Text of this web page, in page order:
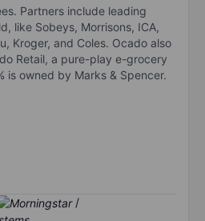
Partners include leading
like Sobeys, Morrisons, ICA,
Kroger, and Coles. Ocado also
Retail, a pure-play e-grocery
is owned by Marks & Spencer.
/